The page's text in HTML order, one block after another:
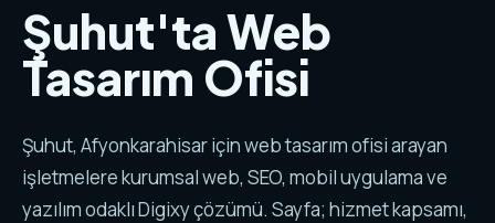
Şuhut'ta Web
Tasarım Ofisi
Şuhut, Afyonkarahisar için web tasarım ofisi arayan
işletmelere kurumsal web, SEO, mobil uygulama ve
yazılım odaklı Digixy çözümü. Sayfa; hizmet kapsamı,